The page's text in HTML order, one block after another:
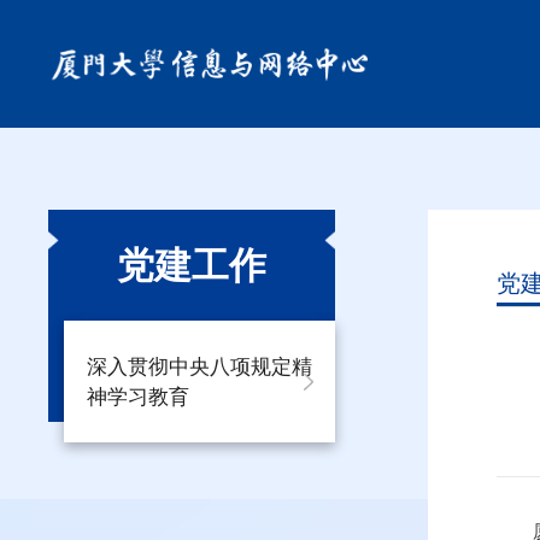
党建工作
深入贯彻中央八项规定精
神学习教育
党